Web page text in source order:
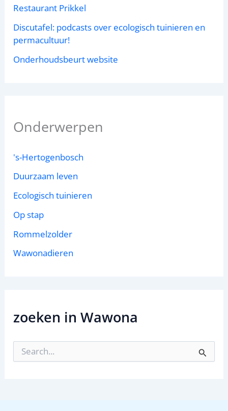
Restaurant Prikkel
Discutafel: podcasts over ecologisch tuinieren en
permacultuur!
Onderhoudsbeurt website
Onderwerpen
's-Hertogenbosch
Duurzaam leven
Ecologisch tuinieren
Op stap
Rommelzolder
Wawonadieren
zoeken in Wawona